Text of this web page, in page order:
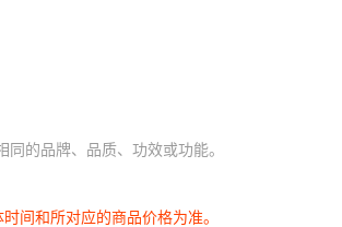
的品牌、品质、功效或功能。
间和所对应的商品价格为准。